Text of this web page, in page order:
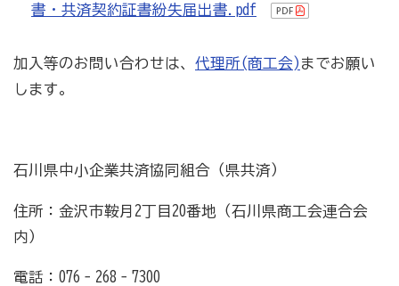
書・共済契約証書紛失届出書.pdf
加入等のお問い合わせは、 代理所(商工会) までお願い
します。
石川県中小企業共済協同組合（県共済）
住所：金沢市鞍月2丁目20番地（石川県商工会連合会
内）
電話：076‐268‐7300